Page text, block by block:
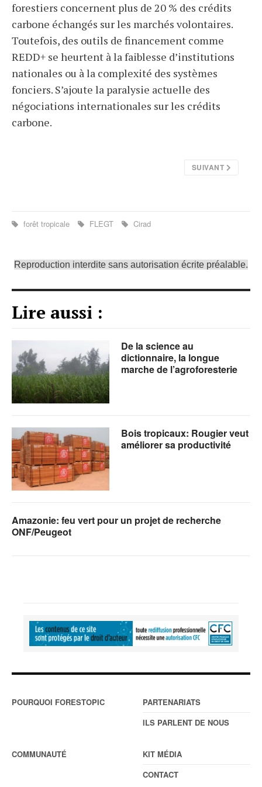
forestiers concernent plus de 20 % des crédits
carbone échangés sur les marchés volontaires.
Toutefois, des outils de financement comme
REDD+ se heurtent à la faiblesse d’institutions
nationales ou à la complexité des systèmes
fonciers. S’ajoute la paralysie actuelle des
négociations internationales sur les crédits
carbone.
SUIVANT
forêt tropicale FLEGT Cirad
Reproduction interdite sans autorisation écrite préalable.
Lire aussi :
De la science au
dictionnaire, la longue
marche de l’agroforesterie
Bois tropicaux: Rougier veut
améliorer sa productivité
Amazonie: feu vert pour un projet de recherche
ONF/Peugeot
POURQUOI FORESTOPIC
PARTENARIATS
ILS PARLENT DE NOUS
COMMUNAUTÉ
KIT MÉDIA
CONTACT